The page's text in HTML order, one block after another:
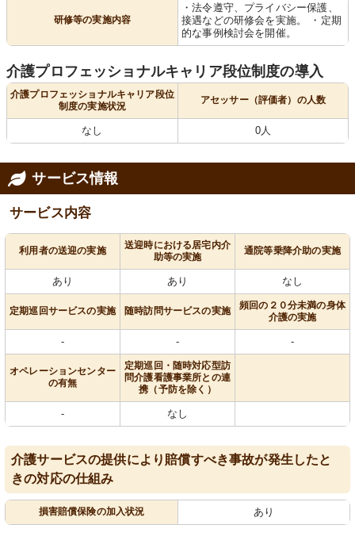
研修等の実施内容
・法令遵守、プライバシー保護、
接遇などの研修会を実施。 ・定期
的な事例検討会を開催。
介護プロフェッショナルキャリア段位制度の導入
介護プロフェッショナルキャリア段位
制度の実施状況
アセッサー（評価者）の人数
なし 0人
サービス情報
サービス内容
利用者の送迎の実施
送迎時における居宅内介
助等の実施
通院等乗降介助の実施
あり あり なし
定期巡回サービスの実施 随時訪問サービスの実施
頻回の２０分未満の身体
介護の実施
- - -
オペレーションセンター
の有無
定期巡回・随時対応型訪
問介護看護事業所との連
携（予防を除く）
- なし
介護サービスの提供により賠償すべき事故が発生したと
きの対応の仕組み
損害賠償保険の加入状況 あり